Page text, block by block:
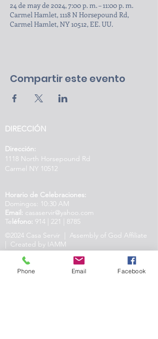
24 de may de 2024, 7:00 p. m. – 11:00 p. m.
Carmel Hamlet, 1118 N Horsepound Rd,
Carmel Hamlet, NY 10512, EE. UU.
Compartir este evento
DIRECCIÓN
Dirección:
1118 North Horsepound Rd
Carmel NY 10512
Horario de Celebraciones:
Domingos: 10:30 AM
Email: casaservir@yahoo.com
Te léfono: 914 | 221 | 8785
©2024 Casa Servir | Assembly of God Affiliate
| Created by IAMM
Phone Email Facebook